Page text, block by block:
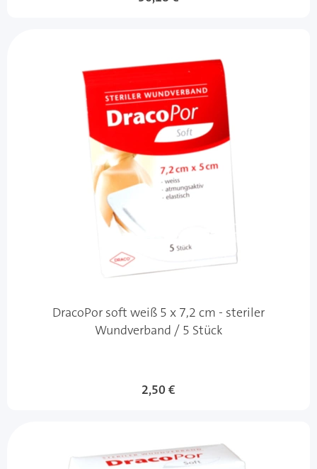
DracoPor soft weiß 5 x 7,2 cm - steriler
Wundverband / 5 Stück
2,50 €